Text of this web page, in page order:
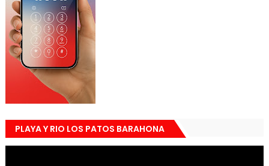
PLAYA Y RIO LOS PATOS BARAHONA